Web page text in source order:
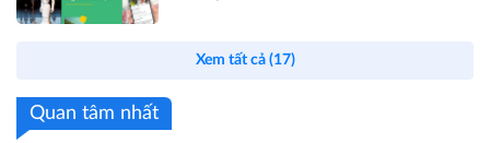
Xem tất cả (17)
Quan tâm nhất